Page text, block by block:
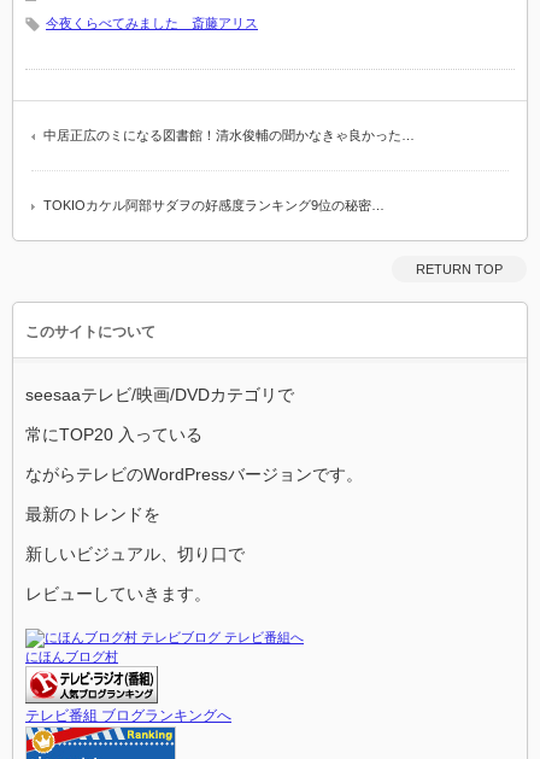
今夜くらべてみました 斎藤アリス
中居正広のミになる図書館！清水俊輔の聞かなきゃ良かった…
TOKIOカケル阿部サダヲの好感度ランキング9位の秘密…
RETURN TOP
このサイトについて
seesaaテレビ/映画/DVDカテゴリで
常にTOP20 入っている
ながらテレビのWordPressバージョンです。
最新のトレンドを
新しいビジュアル、切り口で
レビューしていきます。
にほんブログ村
テレビ番組 ブログランキングへ